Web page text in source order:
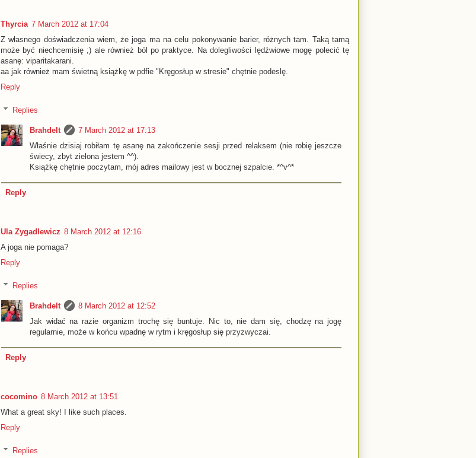
Thyrcia 7 March 2012 at 17:04
Z własnego doświadczenia wiem, że joga ma na celu pokonywanie barier, różnych tam. Taką tamą
może być niechcemisię ;) ale również ból po praktyce. Na dolegliwości lędźwiowe mogę polecić tę
asanę: viparitakarani.
aa jak również mam świetną książkę w pdfie "Kręgosłup w stresie" chętnie podeslę.
Reply
Replies
Brahdelt
7 March 2012 at 17:13
Właśnie dzisiaj robiłam tę asanę na zakończenie sesji przed relaksem (nie robię jeszcze
świecy, zbyt zielona jestem ^^).
Książkę chętnie poczytam, mój adres mailowy jest w bocznej szpalcie. *^v^*
Reply
Ula Zygadlewicz 8 March 2012 at 12:16
A joga nie pomaga?
Reply
Replies
Brahdelt
8 March 2012 at 12:52
Jak widać na razie organizm trochę się buntuje. Nic to, nie dam się, chodzę na jogę
regularnie, może w końcu wpadnę w rytm i kręgosłup się przyzwyczai.
Reply
cocomino 8 March 2012 at 13:51
What a great sky! I like such places.
Reply
Replies